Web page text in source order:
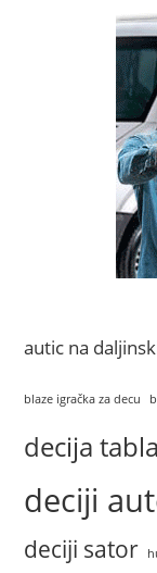
autic na
blaze igračka za decu
decija
deciji
deciji sator